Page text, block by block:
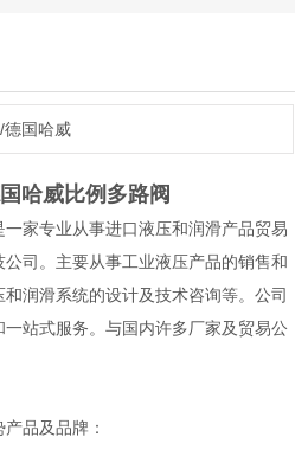
德国哈威
哈威比例多路阀
一家专业从事进口液压和润滑产品贸易
司。主要从事工业液压产品的销售和
润滑系统的设计及技术咨询等。公司
站式服务。与国内许多厂家及贸易公
的业务关系 。
品及品牌：